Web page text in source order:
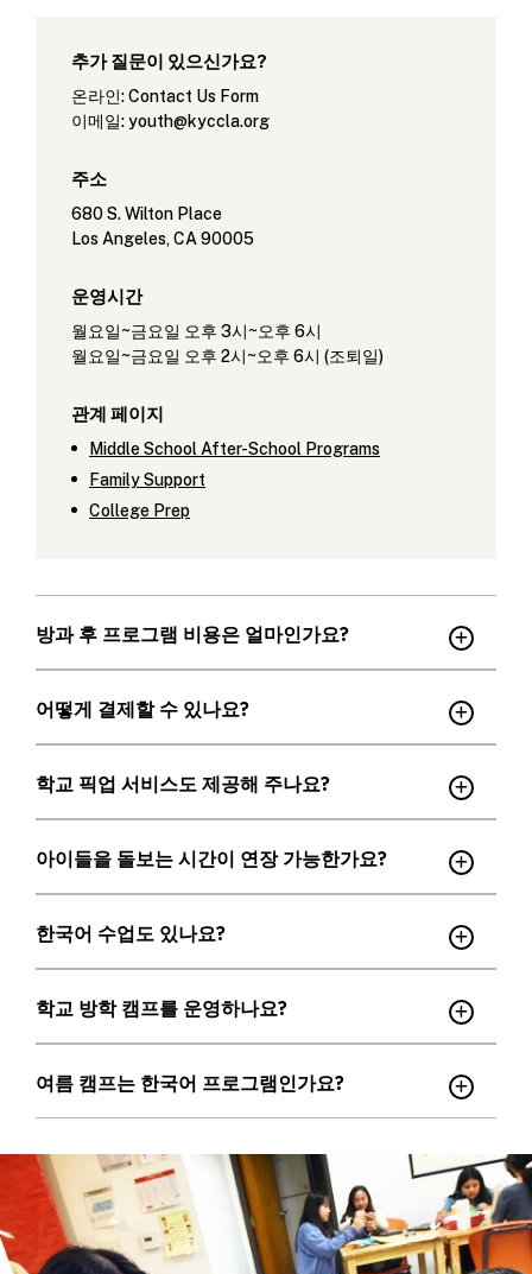
추가 질문이 있으신가요?
온라인:Contact Us Form
이메일:youth@kyccla.org
주소
680 S. Wilton Place
Los Angeles, CA 90005
운영시간
월요일~금요일 오후 3시~오후 6시
월요일~금요일 오후 2시~오후 6시 (조퇴일)
관계 페이지
Middle School After-School Programs
Family Support
College Prep
방과 후 프로그램 비용은 얼마인가요?
어떻게 결제할 수 있나요?
학교 픽업 서비스도 제공해 주나요?
아이들을 돌보는 시간이 연장 가능한가요?
한국어 수업도 있나요?
학교 방학 캠프를 운영하나요?
여름 캠프는 한국어 프로그램인가요?